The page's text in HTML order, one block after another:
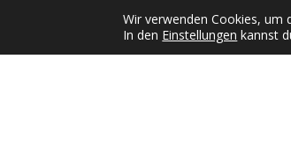
Kategorien Dropdown-
KFMW-
Wir verwenden Cookies, um
In den Einstellungen kannst